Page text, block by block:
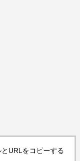
URLをコピーする